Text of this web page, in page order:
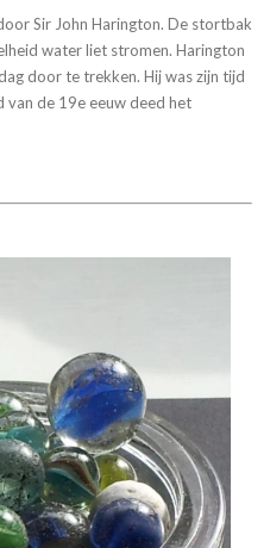
Sir John Harington. De stortbak
water liet stromen. Harington
door te trekken. Hij was zijn tijd
de 19e eeuw deed het